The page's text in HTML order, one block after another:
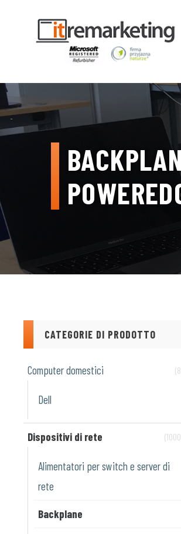
CATEGORIE DI PRODOTTO
Computer domestici
Dell
Dispositivi di rete
Alimentatori per switch e server di
rete
Backplane